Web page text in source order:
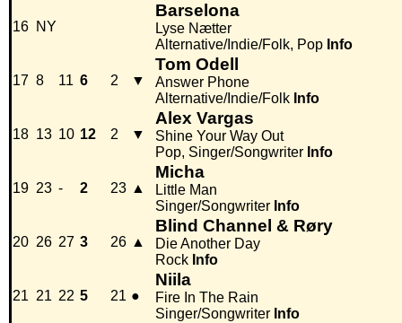
16 NY
Barselona
Lyse Nætter
Alternative/Indie/Folk, Pop Info
17 8 11 6 2 ▼
Tom Odell
Answer Phone
Alternative/Indie/Folk Info
18 13 10 12 2 ▼
Alex Vargas
Shine Your Way Out
Pop, Singer/Songwriter Info
19 23 - 2 23 ▲
Micha
Little Man
Singer/Songwriter Info
20 26 27 3 26 ▲
Blind Channel & Røry
Die Another Day
Rock Info
21 21 22 5 21 ●
Niila
Fire In The Rain
Singer/Songwriter Info